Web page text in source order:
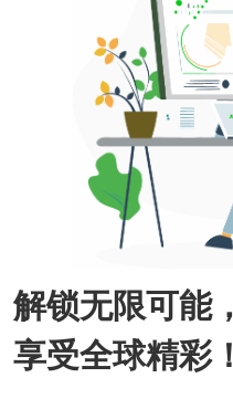
解锁无限可能，
享受全球精彩！